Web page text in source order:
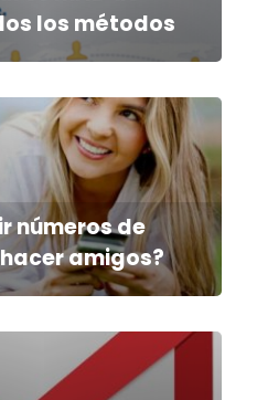
los métodos
números de
amigos?